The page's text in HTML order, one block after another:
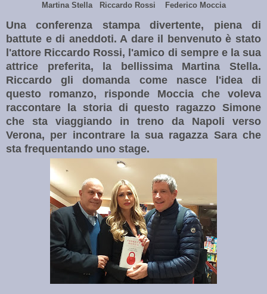
Martina Stella Riccardo Rossi Federico Moccia
Una conferenza stampa divertente, piena di
battute e di aneddoti. A dare il benvenuto è stato
l'attore Riccardo Rossi, l'amico di sempre e la sua
attrice preferita, la bellissima Martina Stella.
Riccardo gli domanda come nasce l'idea di
questo romanzo, risponde Moccia che voleva
raccontare la storia di questo ragazzo Simone
che sta viaggiando in treno da Napoli verso
Verona, per incontrare la sua ragazza Sara che
sta frequentando uno stage.